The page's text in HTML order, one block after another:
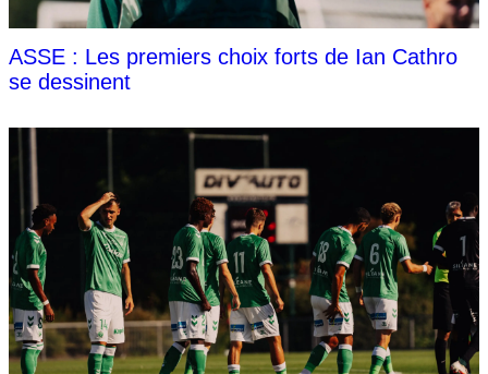
ASSE : Les premiers choix forts de Ian Cathro
se dessinent